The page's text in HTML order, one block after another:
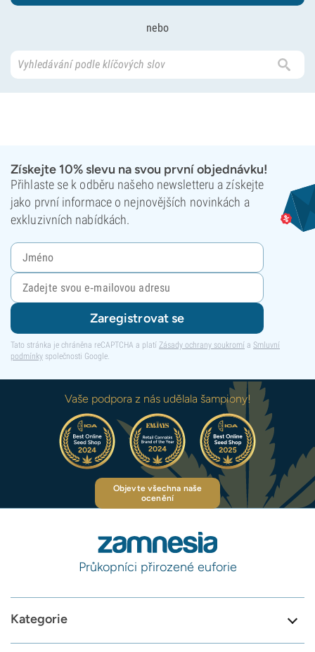
nebo
Získejte 10% slevu na svou první objednávku!
Přihlaste se k odběru našeho newsletteru a získejte
jako první informace o nejnovějších novinkách a
exkluzivních nabídkách.
Zaregistrovat se
Tato stránka je chráněna reCAPTCHA a platí Zásady ochrany soukromí a Smluvní
podmínky společnosti Google.
Vaše podpora z nás udělala šampiony!
Objevte všechna naše
ocenění
Průkopníci přirozené euforie
Kategorie